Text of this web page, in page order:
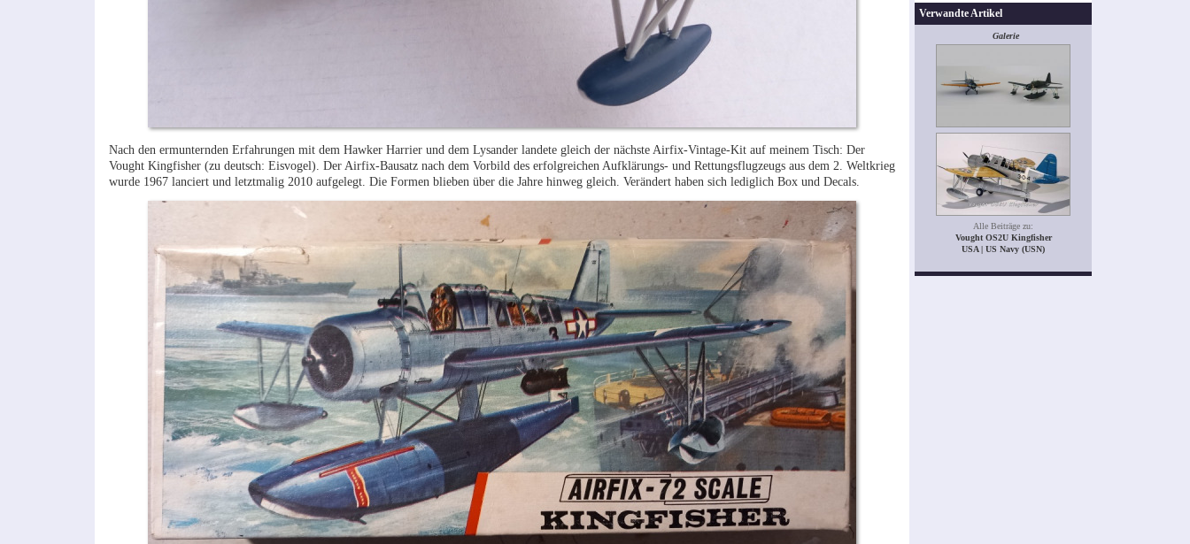
Nach den ermunternden Erfahrungen mit dem Hawker Harrier und dem Lysander landete gleich der nächste Airfix-Vintage-Kit auf meinem Tisch: Der
Vought Kingfisher (zu deutsch: Eisvogel). Der Airfix-Bausatz nach dem Vorbild des erfolgreichen Aufklärungs- und Rettungsflugzeugs aus dem 2. Weltkrieg
wurde 1967 lanciert und letztmalig 2010 aufgelegt. Die Formen blieben über die Jahre hinweg gleich. Verändert haben sich lediglich Box und Decals.
Verwandte Artikel
Galerie
Alle Beiträge zu:
Vought OS2U Kingfisher
USA | US Navy (USN)